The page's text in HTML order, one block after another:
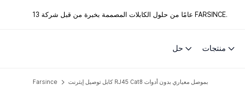
13 عامًا من حلول الكابلات المصممة بخبرة من قبل شركة FARSINCE.
حل منتجات
Farsince كابل توصيل إيثرنت RJ45 Cat8 بموصل معياري بدون أدوات